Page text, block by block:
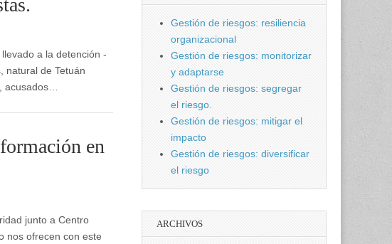
a la detención -
natural de Tetuán
acusados…
en
junto a Centro
nos ofrecen con este
Gestión de riesgos: resiliencia
organizacional
Gestión de riesgos: monitorizar
y adaptarse
Gestión de riesgos: segregar
el riesgo.
Gestión de riesgos: mitigar el
impacto
Gestión de riesgos: diversificar
el riesgo
ARCHIVOS